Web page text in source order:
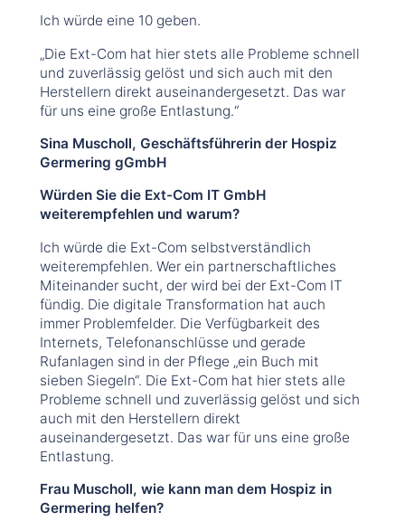
Ich würde eine 10 geben.
„Die Ext-Com hat hier stets alle Probleme schnell
und zuverlässig gelöst und sich auch mit den
Herstellern direkt auseinandergesetzt. Das war
für uns eine große Entlastung.“
Sina Muscholl, Geschäftsführerin der Hospiz
Germering gGmbH
Würden Sie die Ext-Com IT GmbH
weiterempfehlen und warum?
Ich würde die Ext-Com selbstverständlich
weiterempfehlen. Wer ein partnerschaftliches
Miteinander sucht, der wird bei der Ext-Com IT
fündig. Die digitale Transformation hat auch
immer Problemfelder. Die Verfügbarkeit des
Internets, Telefonanschlüsse und gerade
Rufanlagen sind in der Pflege „ein Buch mit
sieben Siegeln“. Die Ext-Com hat hier stets alle
Probleme schnell und zuverlässig gelöst und sich
auch mit den Herstellern direkt
auseinandergesetzt. Das war für uns eine große
Entlastung.
Frau Muscholl, wie kann man dem Hospiz in
Germering helfen?